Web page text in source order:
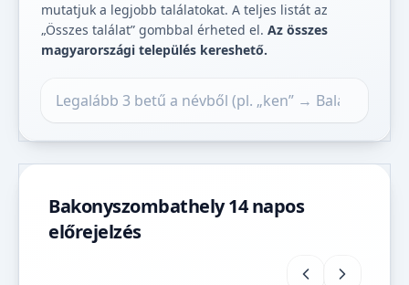
mutatjuk a legjobb találatokat. A teljes listát az
„Összes találat” gombbal érheted el. Az összes
magyarországi település kereshető.
Bakonyszombathely 14 napos
előrejelzés